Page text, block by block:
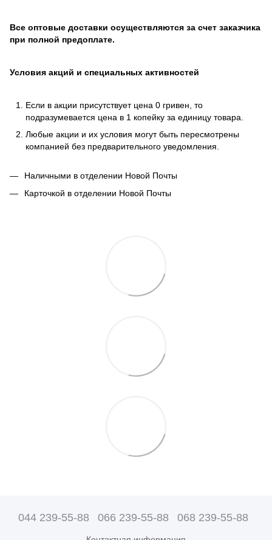
Все оптовые доставки осуществляются за счет заказчика
при полной предоплате.
Условия акций и специальных активностей
Если в акции присутствует цена 0 гривен, то
подразумевается цена в 1 копейку за единицу товара.
Любые акции и их условия могут быть пересмотрены
компанией без предварительного уведомления.
Наличными в отделении Новой Почты
Карточкой в отделении Новой Почты
044 239-55-88 066 239-55-88 068 239-55-88